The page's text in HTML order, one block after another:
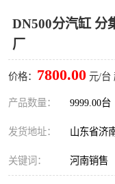
DN500分汽缸 分
厂
价格： 7800.00 元/台
产品数量： 9999.00台
发货地址： 山东省济
关键词： 河南销售